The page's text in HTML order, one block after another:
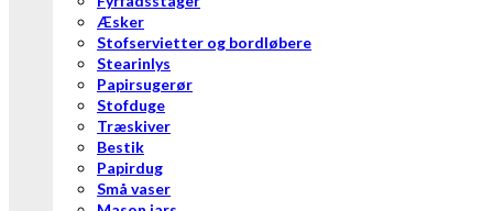
Æsker
Stofservietter og bordløbere
Stearinlys
Papirsugerør
Stofduge
Træskiver
Bestik
Papirdug
Små vaser